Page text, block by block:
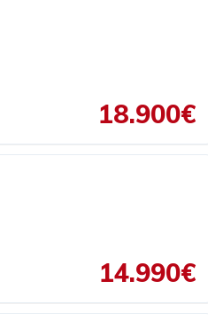
18.900€
14.990€